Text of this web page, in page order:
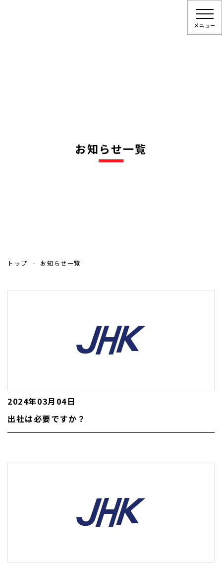
メニュー
お知らせ一覧
トップ お知らせ一覧
2024年03月04日
出社は必要ですか？